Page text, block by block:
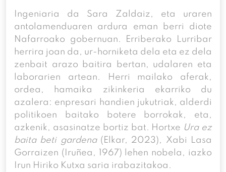
Ingeniaria da Sara Zaldaiz, eta uraren
antolamenduaren ardura eman berri diote
Nafarroako gobernuan. Erriberako Lurribar
herrira joan da, ur-horniketa dela eta ez dela
zenbait arazo baitira bertan, udalaren eta
laborarien artean. Herri mailako aferak,
ordea, hamaika zikinkeria ekarriko du
azalera: enpresari handien jukutriak, alderdi
politikoen baitako botere borrokak, eta,
azkenik, asasinatze bortiz bat. Hortxe Ura ez
baita beti gardena (Elkar, 2023), Xabi Lasa
Gorraizen (Iruñea, 1967) lehen nobela, iazko
Irun Hiriko Kutxa saria irabazitakoa.